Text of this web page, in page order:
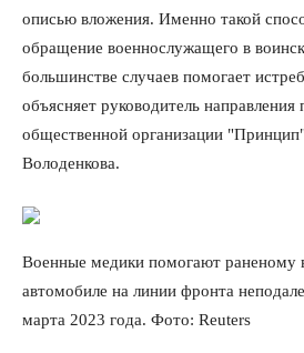
описью вложения. Именно такой
обращение военнослужащего в
большинстве случаев помогает
объясняет руководитель направления
общественной организации
Володенкова.
Военные медики помогают раненому
автомобиле на линии фронта
марта 2023 года. Фото: Reuters